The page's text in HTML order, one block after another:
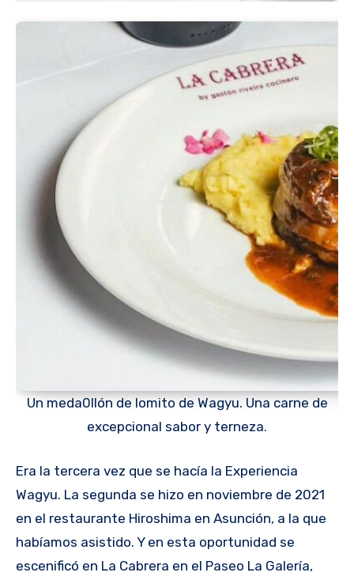
Un meda0llón de lomito de Wagyu. Una carne de
excepcional sabor y terneza.
Era la tercera vez que se hacía la Experiencia
Wagyu. La segunda se hizo en noviembre de 2021
en el restaurante Hiroshima en Asunción, a la que
habíamos asistido. Y en esta oportunidad se
escenificó en La Cabrera en el Paseo La Galería,